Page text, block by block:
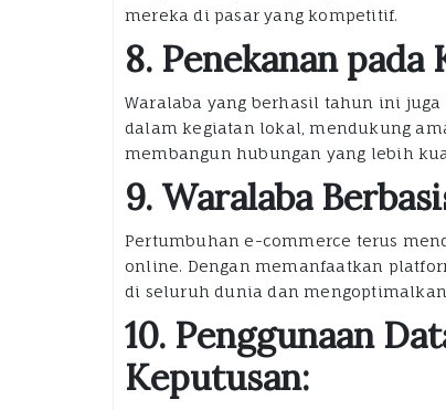
mereka di pasar yang kompetitif.
8. Penekanan
Waralaba yang berhasil tahun ini
dalam kegiatan lokal, mendukung
membangun hubungan yang lebih
9. Waralaba
Pertumbuhan e-commerce terus
online. Dengan memanfaatkan
di seluruh dunia dan
10. Penggunaan
Keputusan: